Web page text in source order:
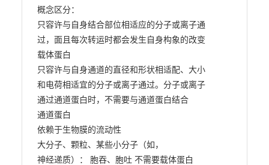
概念区分：
只容许与自身结合部位相适应的分子或离子通
过，面且每次转运时都会发生自身构象的改变
载体蛋白
只容许与自身通道的直径和形状相适配、大小
和电荷相适宜的分子或离子通过。分子或离子
通过通道蛋白时，不需要与通道蛋白结合
通道蛋白
依赖于生物膜的流动性
大分子、颗粒、某些小分子（如，
神经递质）： 胞吞、胞吐 不需要载体蛋白